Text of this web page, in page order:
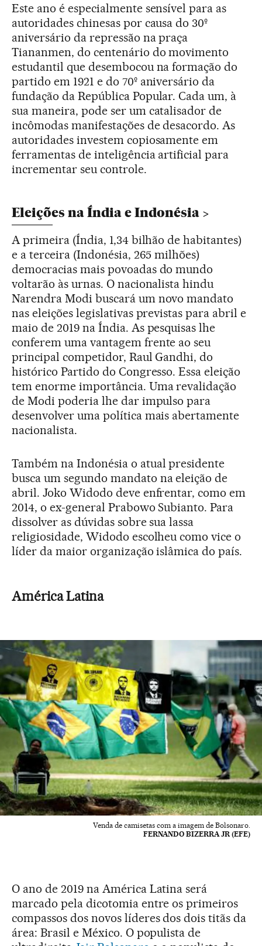
Este ano é especialmente sensível para as
autoridades chinesas por causa do 30º
aniversário da repressão na praça
Tiananmen, do centenário do movimento
estudantil que desembocou na formação do
partido em 1921 e do 70º aniversário da
fundação da República Popular. Cada um, à
sua maneira, pode ser um catalisador de
incômodas manifestações de desacordo. As
autoridades investem copiosamente em
ferramentas de inteligência artificial para
incrementar seu controle.
Eleições na Índia e Indonésia
A primeira (Índia, 1,34 bilhão de habitantes)
e a terceira (Indonésia, 265 milhões)
democracias mais povoadas do mundo
voltarão às urnas. O nacionalista hindu
Narendra Modi buscará um novo mandato
nas eleições legislativas previstas para abril e
maio de 2019 na Índia. As pesquisas lhe
conferem uma vantagem frente ao seu
principal competidor, Raul Gandhi, do
histórico Partido do Congresso. Essa eleição
tem enorme importância. Uma revalidação
de Modi poderia lhe dar impulso para
desenvolver uma política mais abertamente
nacionalista.
Também na Indonésia o atual presidente
busca um segundo mandato na eleição de
abril. Joko Widodo deve enfrentar, como em
2014, o ex-general Prabowo Subianto. Para
dissolver as dúvidas sobre sua lassa
religiosidade, Widodo escolheu como vice o
líder da maior organização islâmica do país.
América Latina
Venda de camisetas com a imagem de Bolsonaro.
FERNANDO BIZERRA JR (EFE)
O ano de 2019 na América Latina será
marcado pela dicotomia entre os primeiros
compassos dos novos líderes dos dois titãs da
área: Brasil e México. O populista de